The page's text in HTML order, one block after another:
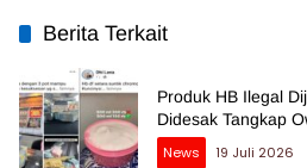
Berita Terkait
Produk HB Ilegal
Didesak Tangkap
News
19 Juli 2026